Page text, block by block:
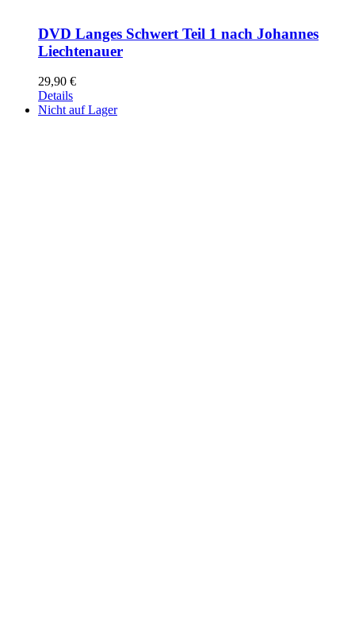
DVD Langes Schwert Teil 1 nach Johannes
Liechtenauer
29,90 €
Details
Nicht auf Lager